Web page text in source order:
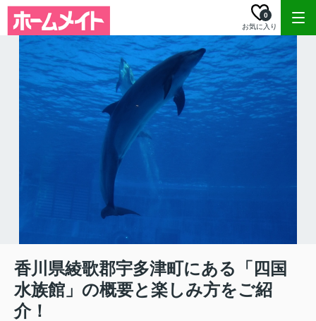
お気に入り
0
香川県綾歌郡宇多津町にある「四国
水族館」の概要と楽しみ方をご紹
介！